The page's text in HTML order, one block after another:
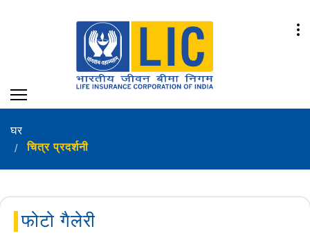
घर
चित्र प्रदर्शनी
फोटो गैलेरी